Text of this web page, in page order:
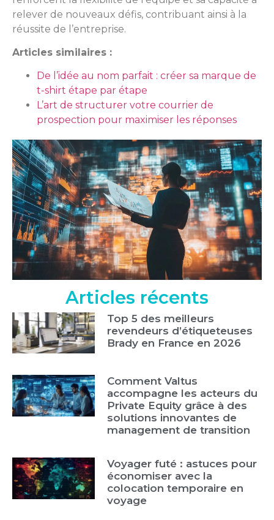
relever de nouveaux défis, contribuant ainsi à la
réussite de l’entreprise.
Articles similaires :
De l’idée au nom parfait : créer sa marque de
t-shirt étape par étape
L’art de structurer votre courrier de
prospection pour maximiser les réponses
Articles récents
Top 5 des meilleurs
revendeurs d’étiqueteuses
Brady en France en 2026
Comment Valtus
accompagne les acteurs du
Private Equity grâce à des
solutions innovantes de
management de transition
Voyager futé : astuces pour
économiser avec la
colocation temporaire en
voyage